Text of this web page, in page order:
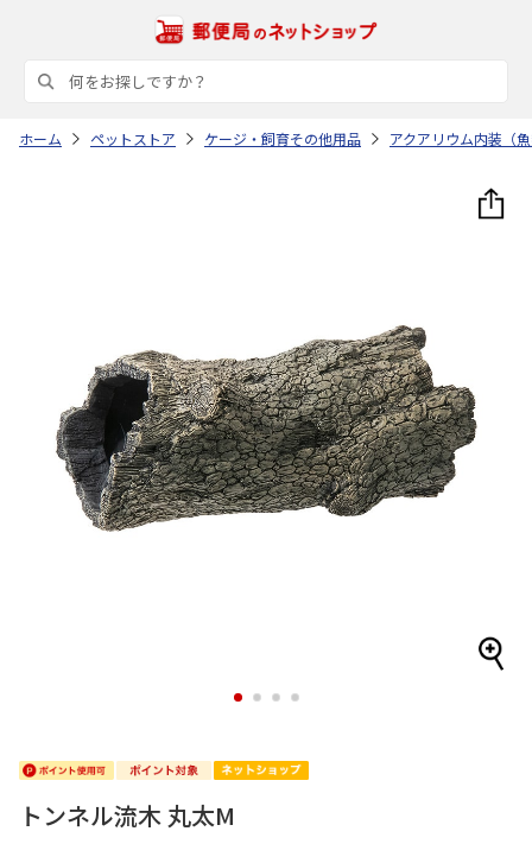
ホーム ペットストア ケージ・飼育その他用品 アクアリウム内装（
1 2 3 4
トンネル流木 丸太M